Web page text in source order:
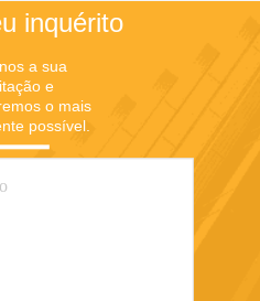
inquérito
a sua
e
o mais
possível.